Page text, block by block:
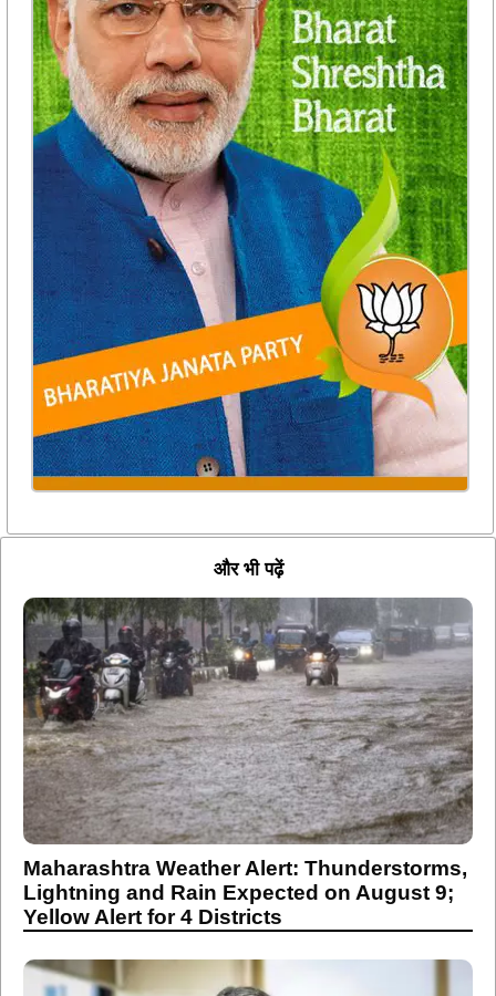
और भी पढ़ें
Maharashtra Weather Alert: Thunderstorms,
Lightning and Rain Expected on August 9;
Yellow Alert for 4 Districts